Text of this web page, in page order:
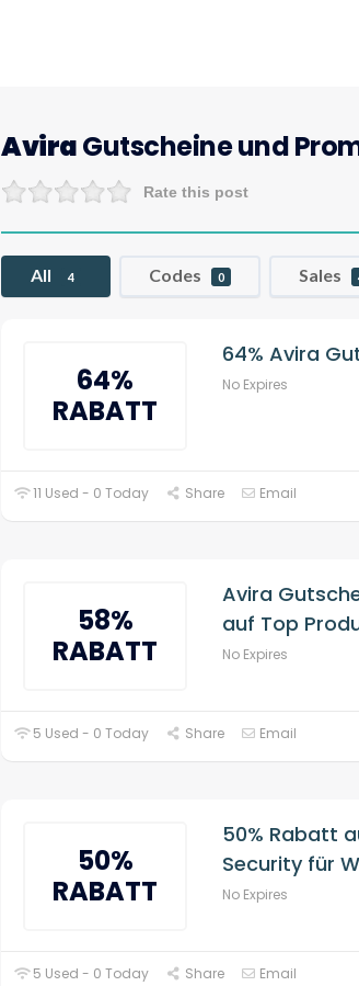
AviraGutscheine und
Rate this post
All 4 Codes 0 Sales
64%
RABATT
64% Avira
No Expires
11 Used - 0 Today Share Email
58%
RABATT
Avira
auf Top
No Expires
5 Used - 0 Today Share Email
50%
RABATT
50% Rabatt
Security für
No Expires
5 Used - 0 Today Share Email